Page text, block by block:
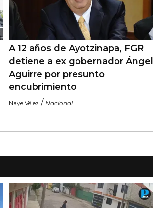
A 12 años de Ayotzinapa, FGR
detiene a ex gobernador Ángel
Aguirre por presunto
encubrimiento
Naye Vélez / Nacional